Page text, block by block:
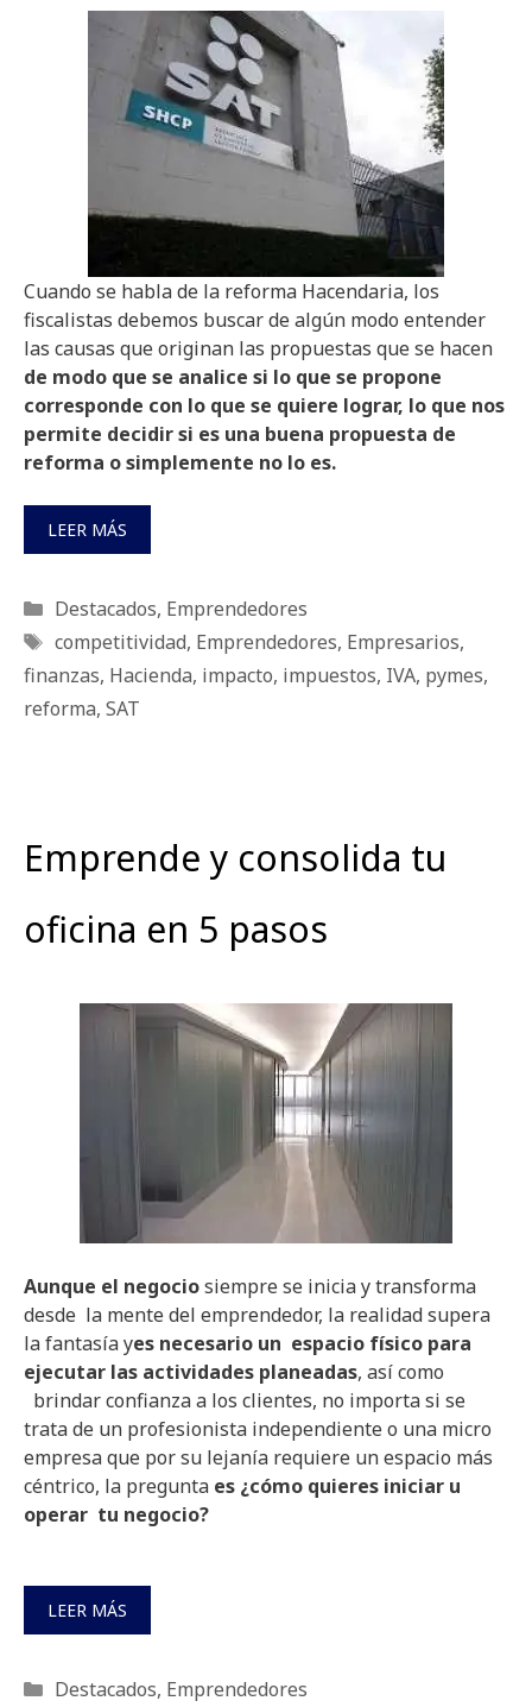
Cuando se habla de la reforma Hacendaria, los
fiscalistas debemos buscar de algún modo entender
las causas que originan las propuestas que se hacen
de modo que se analice si lo que se propone
corresponde con lo que se quiere lograr, lo que nos
permite decidir si es una buena propuesta de
reforma o simplemente no lo es.
LEER MÁS
Categorías
Destacados, Emprendedores
Etiquetas
competitividad, Emprendedores, Empresarios,
finanzas, Hacienda, impacto, impuestos, IVA, pymes,
reforma, SAT
Emprende y consolida tu
oficina en 5 pasos
Aunque el negociosiempre se inicia y transforma
desde la mente del emprendedor, la realidad supera
la fantasía yes necesario un espacio físico para
ejecutar las actividades planeadas, así como
brindar confianza a los clientes, no importa si se
trata de un profesionista independiente o una micro
empresa que por su lejanía requiere un espacio más
céntrico, la pregunta es ¿cómo quieres iniciar u
operar tu negocio?
LEER MÁS
Categorías
Destacados, Emprendedores